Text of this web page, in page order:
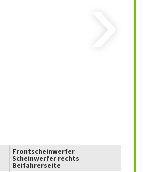
›
Frontscheinwerfer
Scheinwerfer rechts
Beifahrerseite